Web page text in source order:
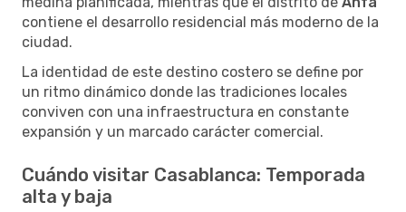
contiene el desarrollo residencial más moderno de la
ciudad.
La identidad de este destino costero se define por
un ritmo dinámico donde las tradiciones locales
conviven con una infraestructura en constante
expansión y un marcado carácter comercial.
Cuándo visitar Casablanca: Temporada
alta y baja